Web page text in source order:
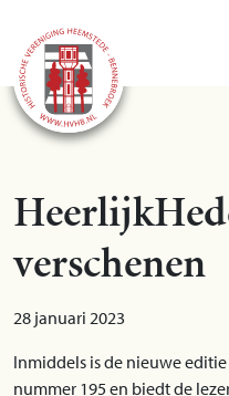
verschenen
28 januari 2023
Inmiddels is de nieuwe
nummer 195 en biedt de